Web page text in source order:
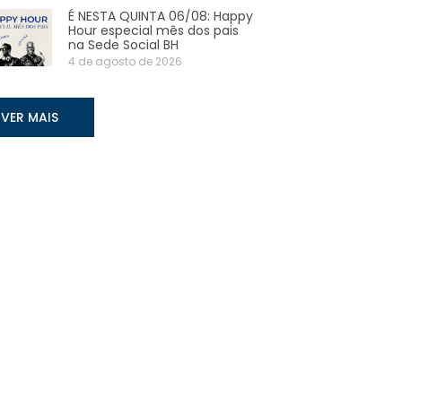
É NESTA QUINTA 06/08: Happy
Hour especial mês dos pais
na Sede Social BH
4 de agosto de 2026
VER MAIS